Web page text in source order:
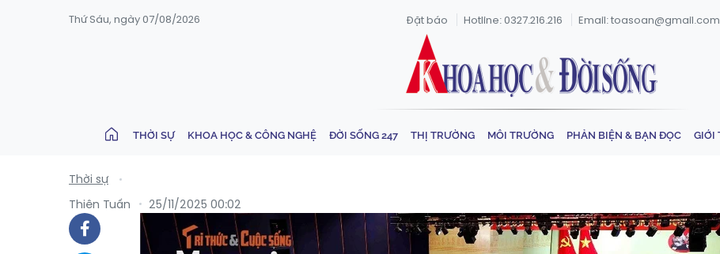
Thứ Sáu, ngày 07/08/2026 Đặt báo Hotline: 0327.216.216 Email: toasoan@gmail.com
THỜI SỰ KHOA HỌC & CÔNG NGHỆ ĐỜI SỐNG 247 THỊ TRƯỜNG MÔI TRƯỜNG PHẢN BIỆN & BẠN ĐỌC GIỚI
Thời sự
Thiên Tuấn
25/11/2025 00:02